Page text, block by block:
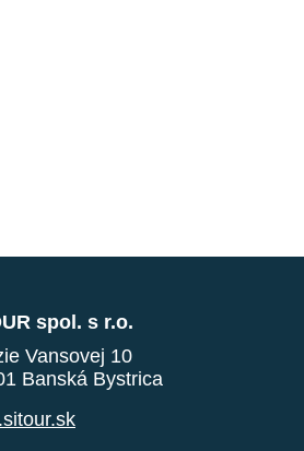
spol. s r.o.
Vansovej 10
Banská Bystrica